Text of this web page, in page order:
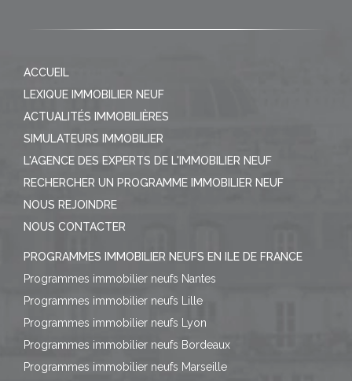
ACCUEIL
LEXIQUE IMMOBILIER NEUF
ACTUALITÉS IMMOBILIÈRES
SIMULATEURS IMMOBILIER
L'AGENCE DES EXPERTS DE L'IMMOBILIER NEUF
RECHERCHER UN PROGRAMME IMMOBILIER NEUF
NOUS REJOINDRE
NOUS CONTACTER
PROGRAMMES IMMOBILIER NEUFS EN ILE DE FRANCE
Programmes immobilier neufs Nantes
Programmes immobilier neufs Lille
Programmes immobilier neufs Lyon
Programmes immobilier neufs Bordeaux
Programmes immobilier neufs Marseille